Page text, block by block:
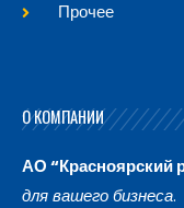
Прочее
О КОМПАНИИ
АО “Красноярский
для вашего бизнеса.